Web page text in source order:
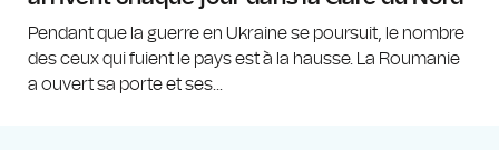
Pendant que la guerre en Ukraine se poursuit, le nombre
des ceux qui fuient le pays est à la hausse. La Roumanie
a ouvert sa porte et ses...